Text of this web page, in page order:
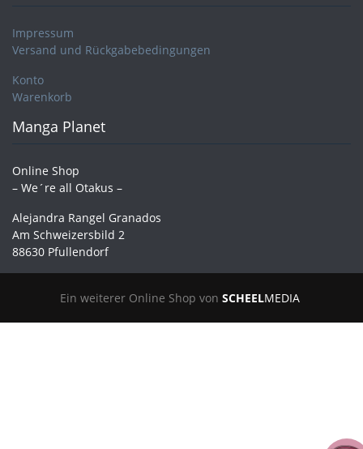
Impressum
Versand und Rückgabebedingungen
Konto
Warenkorb
Manga Planet
Online Shop
– We´re all Otakus –
Alejandra Rangel Granados
Am Schweizersbild 2
88630 Pfullendorf
Ein weiterer Online Shop von SCHEELMEDIA